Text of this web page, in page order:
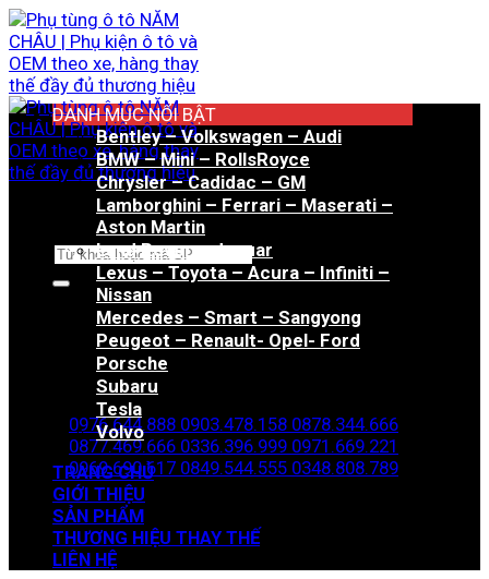
Bỏ
qua
nội
dung
Tìm
Hotline đặt hàng
0976.644.888 0903.478.158 0878.344.666
0877.469.666 0336.396.999 0971.669.221
0969.690.617 0849.544.555 0348.808.789
Zalo đặt hàng
DANH MỤC NỔI BẬT
Bentley – Volkswagen – Audi
BMW – Mini – RollsRoyce
Chrysler – Cadidac – GM
Lamborghini – Ferrari – Maserati –
Aston Martin
Land Rover – Jaguar
Lexus – Toyota – Acura – Infiniti –
Nissan
Mercedes – Smart – Sangyong
Peugeot – Renault- Opel- Ford
Porsche
Subaru
Tesla
Volvo
TRANG CHỦ
GIỚI THIỆU
SẢN PHẨM
THƯƠNG HIỆU THAY THẾ
LIÊN HỆ